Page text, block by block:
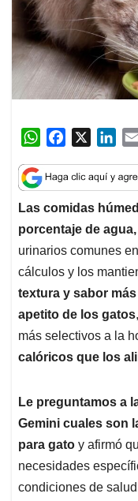
W
a
t
s
A
p
p
c
e
b
o
o
k
n
k
e
d
I
n
Las comidas
porcentaje de
urinarios comunes
cálculos y los
textura y sabor
apetito de los gatos
más selectivos a la
calóricos que los
Le preguntamos a
Gemini cuales son
para gato y afirmó
necesidades
condiciones de